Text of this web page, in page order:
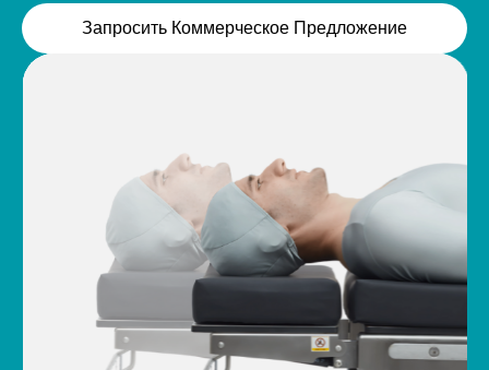
Запросить Коммерческое Предложение